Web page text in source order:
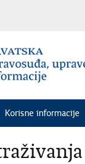
Korisne informacije